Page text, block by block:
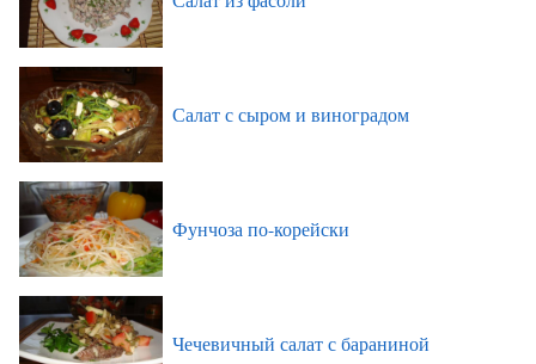
Салат с сыром и виноградом
Фунчоза по-корейски
Чечевичный салат с бараниной